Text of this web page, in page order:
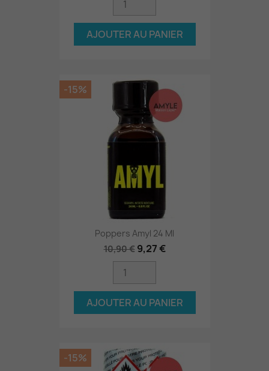
AJOUTER AU PANIER
Poppers Amyl 24 Ml
10,90 € 9,27 €
AJOUTER AU PANIER
-15%
-15%